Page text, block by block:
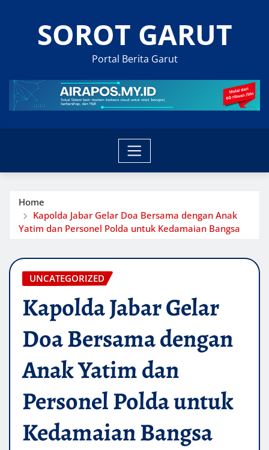
SOROT GARUT
Portal Berita Garut
Home
Kapolda Jabar Gelar Doa Bersama dengan Anak
Yatim dan Personel Polda untuk Kedamaian Bangsa
UNCATEGORIZED
Kapolda Jabar Gelar
Doa Bersama dengan
Anak Yatim dan
Personel Polda untuk
Kedamaian Bangsa